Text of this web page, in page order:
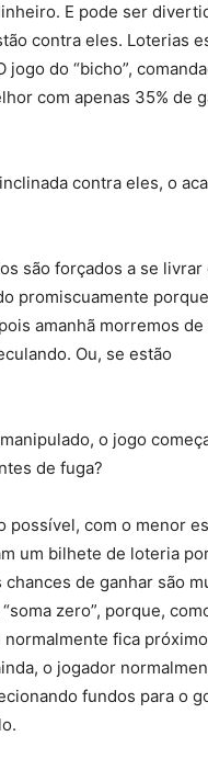
E pode ser
contra eles. Loterias
do “bicho”,
com apenas 35% de
contra eles, o
são forçados a se livrar
promiscuamente
amanhã morremos
Ou, se estão
o jogo
de fuga?
possível, com o menor
um bilhete de loteria
de ganhar são
zero”, porque,
fica
o jogador
fundos para o